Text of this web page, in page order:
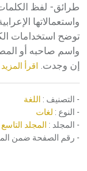
طرائق- لفظ
واستعمالاتها
توضح استخدامات
واسم صاحبه أو
إن وجدت. اقرأ
- التصنيف : اللغة
- النوع : لغات
- المجلد : المجلد التاسع
- رقم الصفحة ضمن